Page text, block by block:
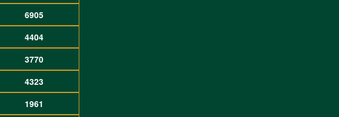
6905
4404
3770
4323
1961